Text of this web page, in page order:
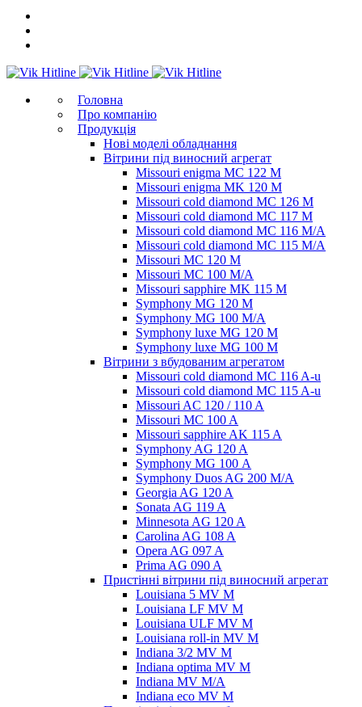
Головна
Про компанію
Продукція
Нові моделі обладнання
Вітрини під виносний агрегат
Missouri enigma MC 122 M
Missouri enigma MK 120 M
Missouri cold diamond MC 126 M
Missouri cold diamond MC 117 M
Missouri cold diamond MC 116 M/A
Missouri cold diamond MC 115 M/A
Missouri MC 120 M
Missouri MC 100 M/A
Missouri sapphire MK 115 M
Symphony MG 120 M
Symphony MG 100 M/А
Symphony luxe MG 120 M
Symphony luxe MG 100 M
Вітрини з вбудованим агрегатом
Missouri cold diamond MC 116 A-u
Missouri cold diamond MC 115 A-u
Missouri AC 120 / 110 A
Missouri MC 100 A
Missouri sapphire AK 115 A
Symphony AG 120 A
Symphony MG 100 А
Symphony Duos AG 200 M/A
Georgia AG 120 A
Sonata AG 119 A
Minnesota AG 120 A
Carolina AG 108 A
Opera AG 097 A
Prima AG 090 A
Пристінні вітрини під виносний агрегат
Louisiana 5 MV M
Louisiana LF MV M
Louisiana ULF MV M
Louisiana roll-in MV M
Indiana 3/2 MV M
Indiana optima MV M
Indiana MV M/A
Indiana eco MV M